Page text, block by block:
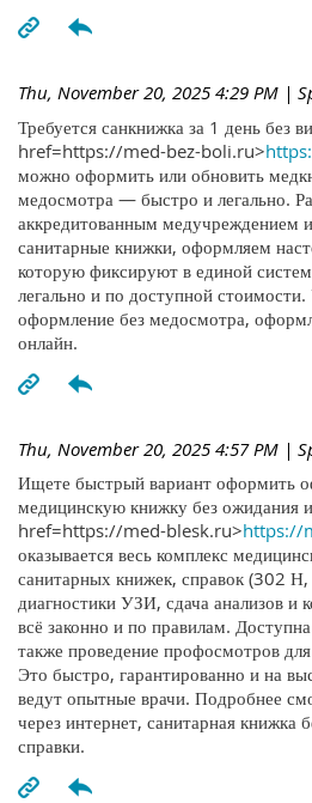
Thu, November 20, 2025 4:29 PM |
Требуется санкнижка за 1 день без
href=https://med-bez-boli.ru>
можно оформить или обновить
медосмотра — быстро и легально.
аккредитованным медучреждением
санитарные книжки, оформляем
которую фиксируют в единой
легально и по доступной
оформление без медосмотра,
онлайн.
Thu, November 20, 2025 4:57 PM |
Ищете быстрый вариант оформить
медицинскую книжку без ожидания
href=https://med-blesk.ru>https://
оказывается весь комплекс
санитарных книжек, справок (302
диагностики УЗИ, сдача анализов и
всё законно и по правилам.
также проведение профосмотров
Это быстро, гарантированно и на
ведут опытные врачи. Подробнее
через интернет, санитарная книжка
справки.